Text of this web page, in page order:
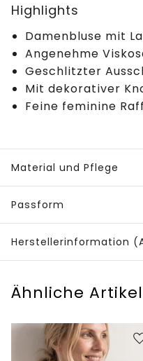
Highlights
Damenbluse mit
Angenehme
Geschlitzter
Mit dekorativer
Feine feminine
Material und Pflege
Passform
Herstellerinformation
Ähnliche Artikel